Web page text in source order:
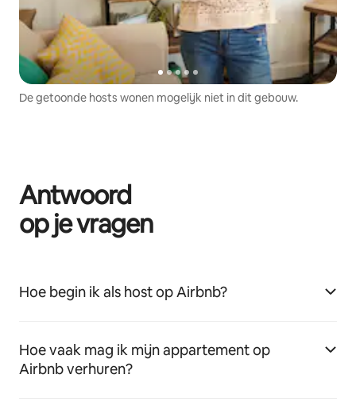
De getoonde hosts wonen mogelijk niet in dit gebouw.
Antwoord
op je vragen
Hoe begin ik als host op Airbnb?
Hoe vaak mag ik mijn appartement op
Airbnb verhuren?